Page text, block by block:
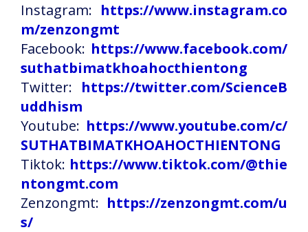
Instagram: https://www.instagram.co
m/zenzongmt
Facebook: https://www.facebook.com/
suthatbimatkhoahocthientong
Twitter: https://twitter.com/ScienceB
uddhism
Youtube: https://www.youtube.com/c/
SUTHATBIMATKHOAHOCTHIENTONG
Tiktok: https://www.tiktok.com/@thie
ntongmt.com
Zenzongmt: https://zenzongmt.com/u
s/